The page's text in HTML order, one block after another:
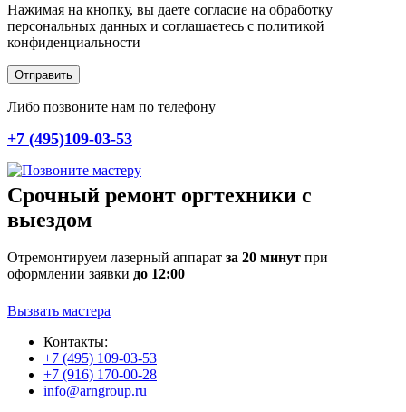
Нажимая на кнопку, вы даете согласие на обработку
персональных данных и соглашаетесь c политикой
конфиденциальности
Отправить
Либо позвоните нам по телефону
+7 (495)109-03-53
Срочный ремонт оргтехники с
выездом
Отремонтируем лазерный аппарат за 20 минут при
оформлении заявки до 12:00
Вызвать мастера
Контакты:
+7 (495) 109-03-53
+7 (916) 170-00-28
info@arngroup.ru